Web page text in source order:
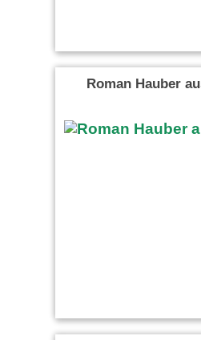
Roman Hauber